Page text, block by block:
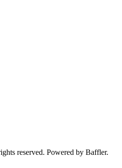
reserved. Powered by Baffler.